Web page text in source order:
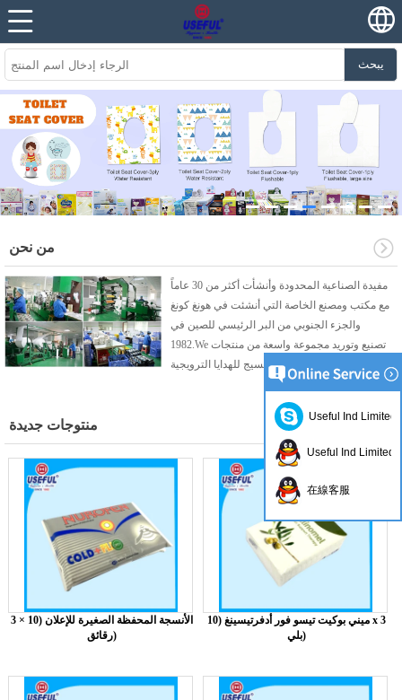
يبحث
من نحن
مفيدة الصناعية المحدودة وأنشأت أكثر من 30 عاماً
مع مكتب ومصنع الخاصة التي أنشئت في هونغ كونغ
والجزء الجنوبي من البر الرئيسي للصين في
1982.We تصنيع وتوريد مجموعة واسعة من منتجات
النسيج للهدايا الترويجية.
منتوجات جديدة
الأنسجة المحفظة الصغيرة للإعلان (10 × 3
رقائق)
ميني بوكيت تيسو فور أدفرتيسينغ (10 x 3
بلي)
Useful Ind Limited
Useful Ind Limited
在線客服